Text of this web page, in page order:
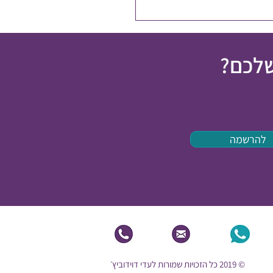
להרשמה
© 2019 כל הזכויות שמורות לעדי דוידוביץ׳